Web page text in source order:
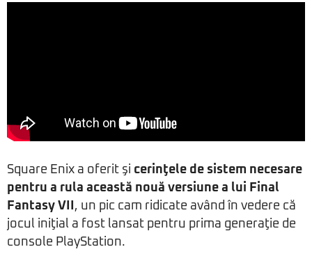
Square Enix a oferit şi cerinţele de sistem necesare
pentru a rula această nouă versiune a lui Final
Fantasy VII , un pic cam ridicate având în vedere că
jocul iniţial a fost lansat pentru prima generaţie de
console PlayStation.